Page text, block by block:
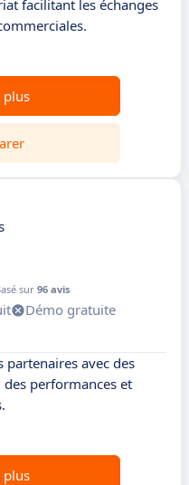
facilitant les échanges
plus
sur 96 avis
Démo gratuite
partenaires avec des
performances et
plus